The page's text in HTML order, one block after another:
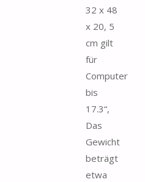
32 x 48
x 20, 5
cm gilt
für
Computer
bis
17.3“,
Das
Gewicht
beträgt
etwa